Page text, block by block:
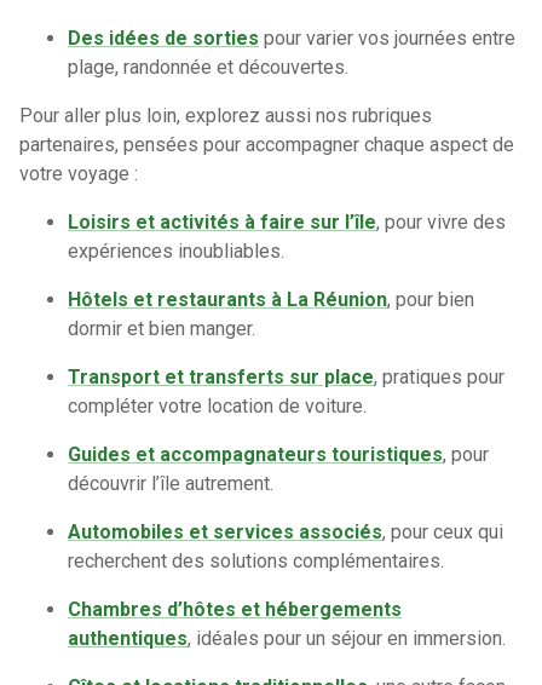
Des idées de sorties pour varier vos journées entre
plage, randonnée et découvertes.
Pour aller plus loin, explorez aussi nos rubriques
partenaires, pensées pour accompagner chaque aspect de
votre voyage :
Loisirs et activités à faire sur l’île, pour vivre des
expériences inoubliables.
Hôtels et restaurants à La Réunion, pour bien
dormir et bien manger.
Transport et transferts sur place, pratiques pour
compléter votre location de voiture.
Guides et accompagnateurs touristiques, pour
découvrir l’île autrement.
Automobiles et services associés, pour ceux qui
recherchent des solutions complémentaires.
Chambres d’hôtes et hébergements
authentiques, idéales pour un séjour en immersion.